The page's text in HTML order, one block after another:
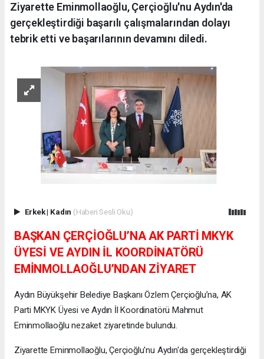
Ziyarette Eminmollaoğlu, Çerçioğlu'nu Aydın'da
gerçekleştirdiği başarılı çalışmalarından dolayı
tebrik etti ve başarılarının devamını diledi.
Erkek| Kadın (Haberi Sesli Oku)
BAŞKAN ÇERÇİOĞLU’NA AK PARTİ MKYK
ÜYESİ VE AYDIN İL KOORDİNATÖRÜ
EMİNMOLLAOĞLU’NDAN ZİYARET
Aydın Büyükşehir Belediye Başkanı Özlem Çerçioğlu’na, AK
Parti MKYK Üyesi ve Aydın İl Koordinatörü Mahmut
Eminmollaoğlu nezaket ziyaretinde bulundu.
Ziyarette Eminmollaoğlu, Çerçioğlu'nu Aydın'da gerçekleştirdiği